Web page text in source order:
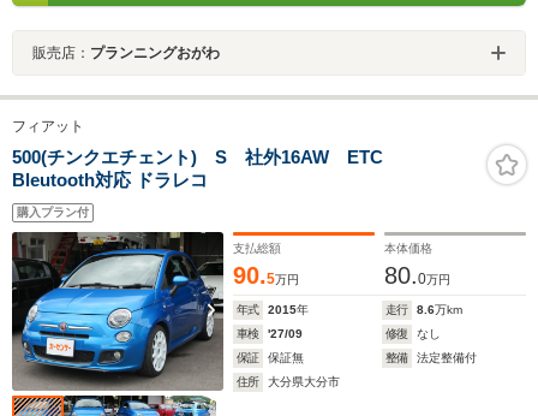
販売店： プランニングおがわ
フィアット
500(チンクエチェント) S 社外16AW ETC
Bleutooth対応 ドラレコ
購入プラン付
支払総額
90.5万円
本体価格
80.0万円
年式 2015年 走行 8.6万km
車検
'27/09 修復
なし
保証
保証無 整備
法定整備付
住所
大分県大分市